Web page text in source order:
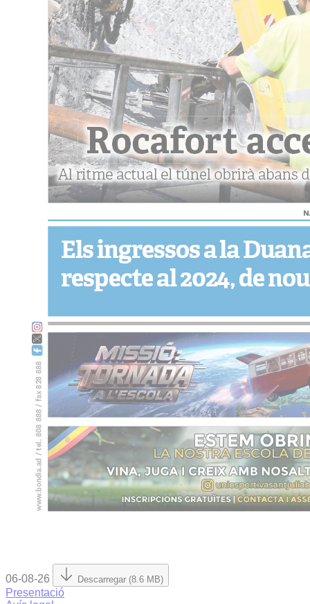
06-08-26 Descarregar (8.6 MB)
Presentació